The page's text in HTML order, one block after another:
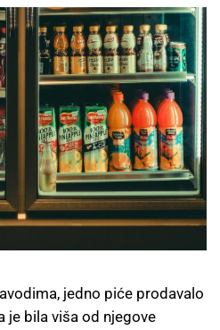
jedno piće prodavalo
je bila viša od njegove